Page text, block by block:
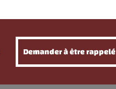
Demander à être rappelé